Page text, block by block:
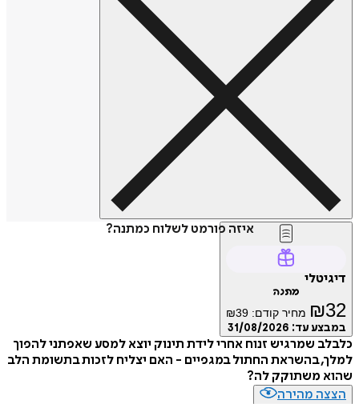
איזה פורמט לשלוח כמתנה?
דיגיטלי
מתנה
₪32 מחיר קודם: ₪39
במבצע עד: 31/08/2026
כלבלב שמרגיש זנוח אחרי לידת תינוק יוצא למסע שאפתני להפוך
למלך, בהשראת החתול במגפיים - האם יצליח לזכות בתשומת הלב
שהוא משתוקק לה?
הצצה מהירה